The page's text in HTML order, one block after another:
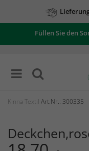
Füllen Sie den
Kinna Textil Art.Nr.: 300335